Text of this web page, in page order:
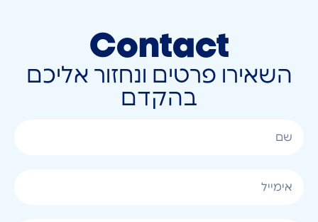
Contact
השאירו פרטים ונחזור אליכם
בהקדם